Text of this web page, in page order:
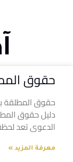
حقوق
حقوق المطلقة
دليل حقوق
الدعوى تعد
معرفة المزيد »